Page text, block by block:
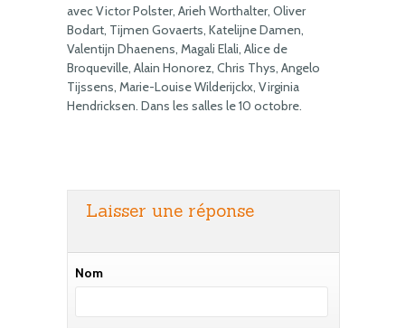
avec Victor Polster, Arieh Worthalter, Oliver
Bodart, Tijmen Govaerts, Katelijne Damen,
Valentijn Dhaenens, Magali Elali, Alice de
Broqueville, Alain Honorez, Chris Thys, Angelo
Tijssens, Marie-Louise Wilderijckx, Virginia
Hendricksen. Dans les salles le 10 octobre.
Laisser une réponse
Nom